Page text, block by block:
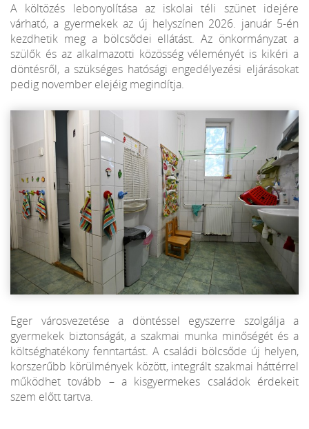
A költözés lebonyolítása az iskolai téli szünet idejére
várható, a gyermekek az új helyszínen 2026. január 5-én
kezdhetik meg a bölcsődei ellátást. Az önkormányzat a
szülők és az alkalmazotti közösség véleményét is kikéri a
döntésről, a szükséges hatósági engedélyezési eljárásokat
pedig november elejéig megindítja.
Eger városvezetése a döntéssel egyszerre szolgálja a
gyermekek biztonságát, a szakmai munka minőségét és a
költséghatékony fenntartást. A családi bölcsőde új helyen,
korszerűbb körülmények között, integrált szakmai háttérrel
működhet tovább – a kisgyermekes családok érdekeit
szem előtt tartva.